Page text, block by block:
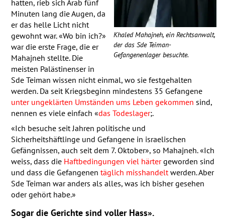
Khaled Mahajneh, ein Rechtsanwalt,
der das Sde Teiman-
Gefangenenlager besuchte.
hatten, rieb sich Arab fünf
Minuten lang die Augen, da
er das helle Licht nicht
gewohnt war. «Wo bin ich?»
war die erste Frage, die er
Mahajneh stellte. Die
meisten Palästinenser in
Sde Teiman wissen nicht einmal, wo sie festgehalten
werden. Da seit Kriegsbeginn mindestens 35 Gefangene
unter ungeklärten Umständen ums Leben gekommen sind,
nennen es viele einfach «das Todeslager;.
«Ich besuche seit Jahren politische und
Sicherheitshäftlinge und Gefangene in israelischen
Gefängnissen, auch seit dem 7. Oktober», so Mahajneh. «Ich
weiss, dass die Haftbedingungen viel härtergeworden sind
und dass die Gefangenen täglich misshandeltwerden. Aber
Sde Teiman war anders als alles, was ich bisher gesehen
oder gehört habe.»
Sogar die Gerichte sind voller Hass».